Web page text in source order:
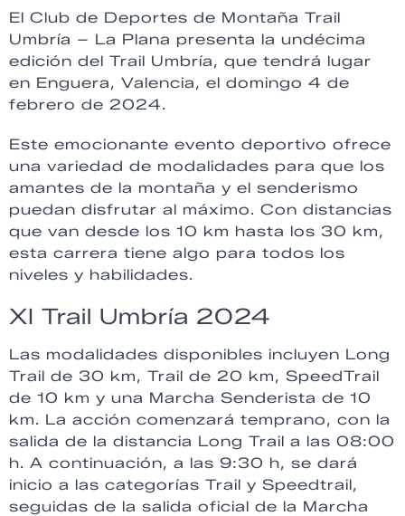
El Club de Deportes de Montaña Trail
Umbría – La Plana presenta la undécima
edición del Trail Umbría, que tendrá lugar
en Enguera, Valencia, el domingo 4 de
febrero de 2024.
Este emocionante evento deportivo ofrece
una variedad de modalidades para que los
amantes de la montaña y el senderismo
puedan disfrutar al máximo. Con distancias
que van desde los 10 km hasta los 30 km,
esta carrera tiene algo para todos los
niveles y habilidades.
XI Trail Umbría 2024
Las modalidades disponibles incluyen Long
Trail de 30 km, Trail de 20 km, SpeedTrail
de 10 km y una Marcha Senderista de 10
km. La acción comenzará temprano, con la
salida de la distancia Long Trail a las 08:00
h. A continuación, a las 9:30 h, se dará
inicio a las categorías Trail y Speedtrail,
seguidas de la salida oficial de la Marcha